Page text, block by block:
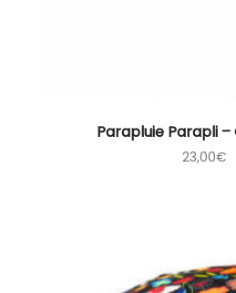
Parapluie Parapli
23,00€